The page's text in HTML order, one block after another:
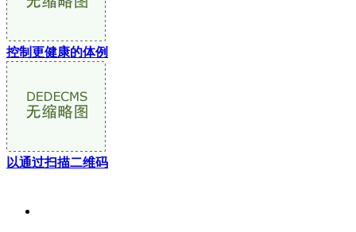
控制更健康的体例
以通过扫描二维码